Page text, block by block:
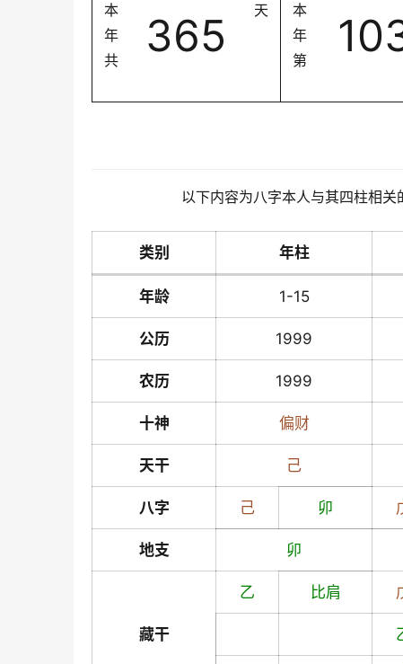
本
年
共
365 天
本
年
第
以下内容为八字本人与其四柱相关
类别 年柱
年龄 1-15
公历 1999
农历 1999
十神 偏财
天干 己
八字 己 卯
地支 卯
藏干
乙 比肩